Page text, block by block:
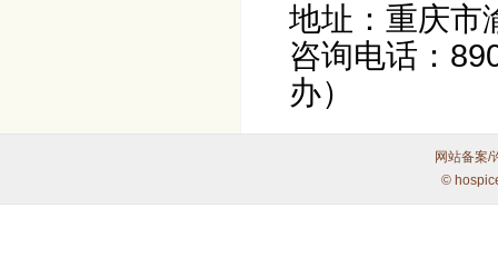
地址：重庆市
咨询电话：
办）
网站备案/
©